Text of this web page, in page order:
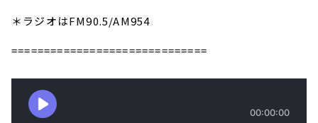
＊ラジオはFM90.5/AM954
==============================